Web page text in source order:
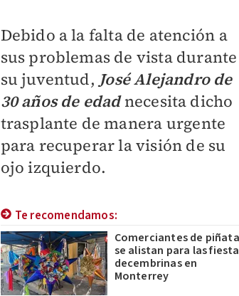
Debido a la falta de atención a
sus problemas de vista durante
su juventud, José Alejandro de
30 años de edadnecesita dicho
trasplante de manera urgente
para recuperar la visión de su
ojo izquierdo.
Te recomendamos:
Comerciantes de
se alistan para las
decembrinas en
Monterrey